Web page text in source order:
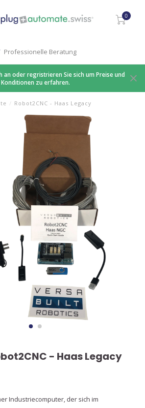
0
Professionelle Beratung
an oder regristrieren Sie sich um Preise und
Konditionen zu erfahren.
/ Robot2CNC - Haas Legacy
- Haas Legacy
Industriecomputer, der sich im